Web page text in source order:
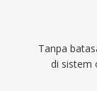
Tanpa
di sistem